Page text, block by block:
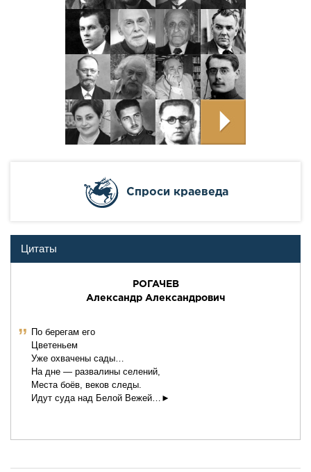
Cпроси краеведа
Цитаты
РОГАЧЕВ
Александр Александрович
ˮ По берегам его
Цветеньем
Уже охвачены сады…
На дне — развалины селений,
Места боёв, веков следы.
Идут суда над Белой Вежей…►